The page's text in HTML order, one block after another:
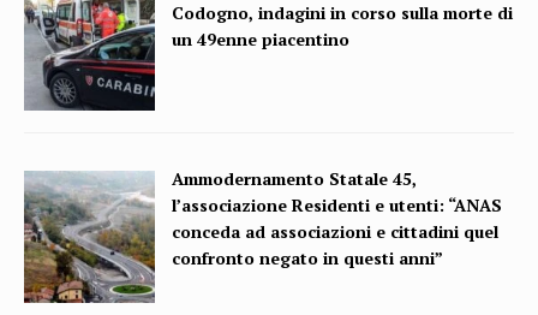
Codogno, indagini in corso sulla morte di
un 49enne piacentino
Ammodernamento Statale 45,
l’associazione Residenti e utenti: “ANAS
conceda ad associazioni e cittadini quel
confronto negato in questi anni”